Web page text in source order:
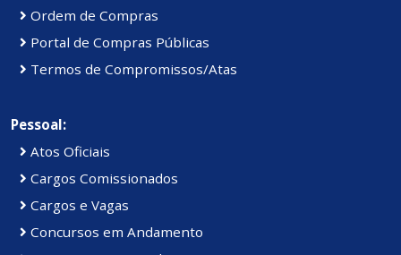
Ordem de Compras
Portal de Compras Públicas
Termos de Compromissos/Atas
Pessoal:
Atos Oficiais
Cargos Comissionados
Cargos e Vagas
Concursos em Andamento